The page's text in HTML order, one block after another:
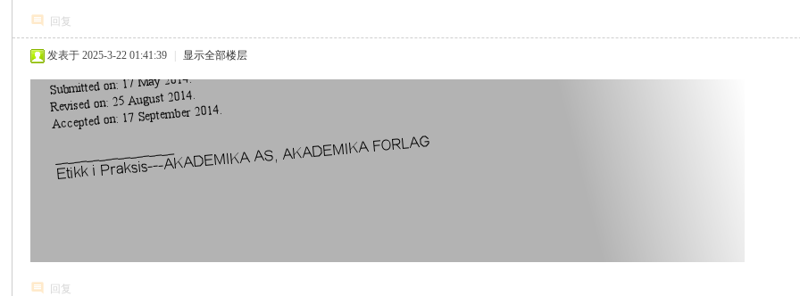
回复
发表于 2025-3-22 01:41:39 显示全部楼层
回复